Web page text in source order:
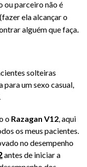
ou parceiro não é
ela alcançar o
alguém que faça.
solteiras
um sexo casual,
o Razagan V12, aqui
os meus pacientes.
no desempenho
antes de iniciar a